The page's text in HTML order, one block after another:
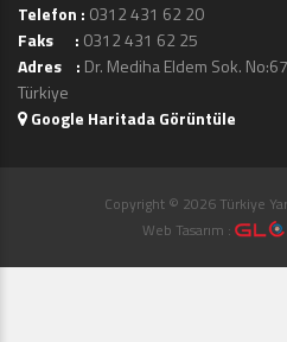
Telefon : 0312 431 62 20
Faks : 0312 431 62 25
Adres : Dr. Mediha Eldem Sok.
Türkiye
Google Haritada Görüntüle
Copyright © 2026 Türkiye
Web Tasarım :